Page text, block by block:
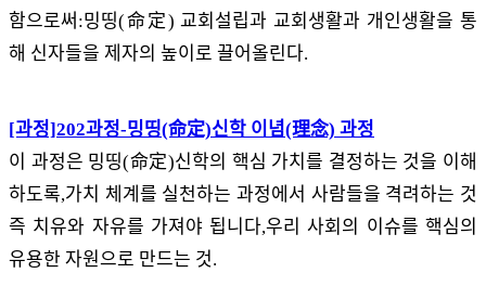
함으로써:밍띵(命定) 교회설립과 교회생활과 개인생활을 통
해 신자들을 제자의 높이로 끌어올린다.
[과정]202과정-밍띵(命定)신학 이념(理念) 과정
이 과정은 밍띵(命定)신학의 핵심 가치를 결정하는 것을 이해
하도록,가치 체계를 실천하는 과정에서 사람들을 격려하는 것
즉 치유와 자유를 가져야 됩니다,우리 사회의 이슈를 핵심의
유용한 자원으로 만드는 것.